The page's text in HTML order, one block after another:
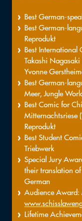
Best German-
Best German-
Reprodukt
Best
Takashi Nagasaki
Yvonne
Best German-
Meer, Jungle
Best Comic for
Mitternachtsriese
Reprodukt
Best Student
Triebwerk
Special Jury
their translation
German
Audience Award:
Lifetime